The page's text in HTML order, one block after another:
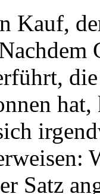
Kauf,
Satz